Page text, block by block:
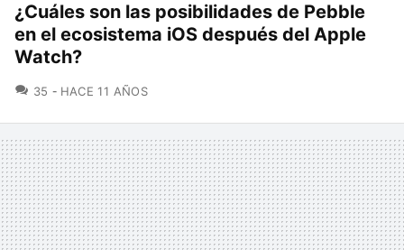
¿Cuáles son las posibilidades de Pebble
en el ecosistema iOS después del Apple
Watch?
35 COMENTARIOS
HACE 11 AÑOS